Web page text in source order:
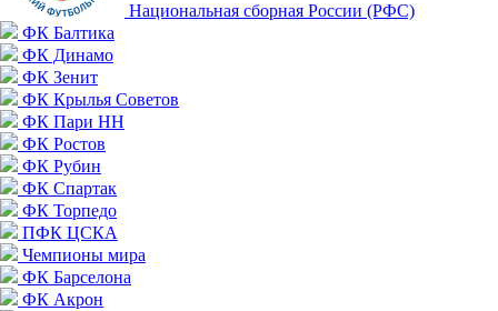
Национальная сборная России (РФС)
ФК Балтика
ФК Динамо
ФК Зенит
ФК Крылья Советов
ФК Пари НН
ФК Ростов
ФК Рубин
ФК Спартак
ФК Торпедо
ПФК ЦСКА
Чемпионы мира
ФК Барселона
ФК Акрон